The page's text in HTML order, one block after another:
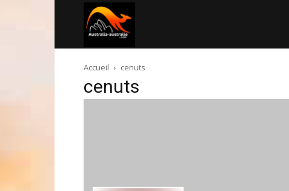
australie.com
Accueil cenuts
cenuts